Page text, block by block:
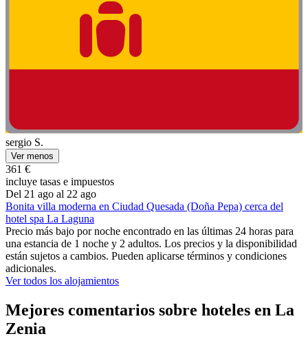
sergio S.
Ver menos
361 €
incluye tasas e impuestos
Del 21 ago al 22 ago
Bonita villa moderna en Ciudad Quesada (Doña Pepa) cerca del
hotel spa La Laguna
Precio más bajo por noche encontrado en las últimas 24 horas para
una estancia de 1 noche y 2 adultos. Los precios y la disponibilidad
están sujetos a cambios. Pueden aplicarse términos y condiciones
adicionales.
Ver todos los alojamientos
Mejores comentarios sobre hoteles en La
Zenia